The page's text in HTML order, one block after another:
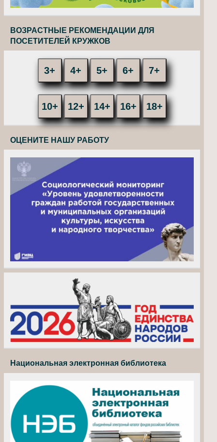
ВОЗРАСТНЫЕ РЕКОМЕНДАЦИИ ДЛЯ
ПОСЕТИТЕЛЕЙ КРУЖКОВ
3+ 4+ 5+ 6+ 7+
10+ 12+ 14+ 16+ 18+
ОЦЕНИТЕ НАШУ РАБОТУ
Национальная электронная библиотека